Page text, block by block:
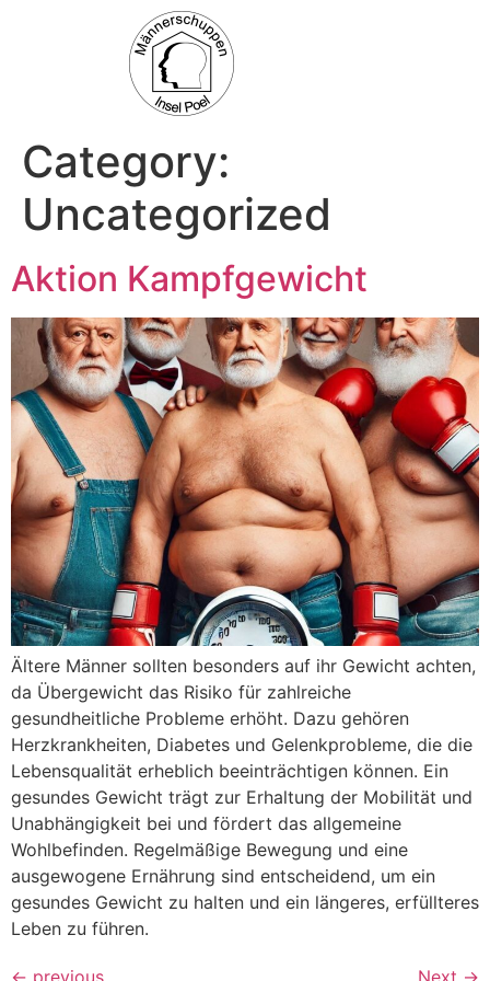
Category:
Uncategorized
Aktion Kampfgewicht
Ältere Männer sollten besonders auf ihr Gewicht achten,
da Übergewicht das Risiko für zahlreiche
gesundheitliche Probleme erhöht. Dazu gehören
Herzkrankheiten, Diabetes und Gelenkprobleme, die die
Lebensqualität erheblich beeinträchtigen können. Ein
gesundes Gewicht trägt zur Erhaltung der Mobilität und
Unabhängigkeit bei und fördert das allgemeine
Wohlbefinden. Regelmäßige Bewegung und eine
ausgewogene Ernährung sind entscheidend, um ein
gesundes Gewicht zu halten und ein längeres, erfüllteres
Leben zu führen.
← previous Next →